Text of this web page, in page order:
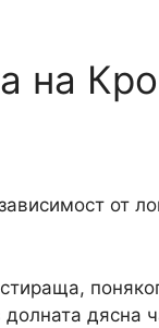
на
от
дясна